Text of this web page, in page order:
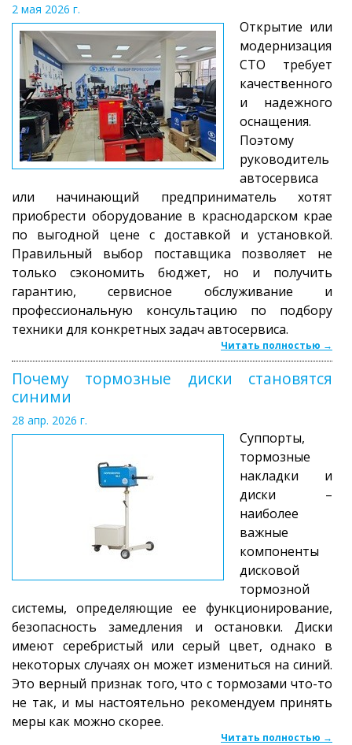
2 мая 2026 г.
Открытие или
модернизация
СТО требует
качественного
и надежного
оснащения.
Поэтому
руководитель
автосервиса
или начинающий предприниматель хотят
приобрести оборудование в краснодарском крае
по выгодной цене с доставкой и установкой.
Правильный выбор поставщика позволяет не
только сэкономить бюджет, но и получить
гарантию, сервисное обслуживание и
профессиональную консультацию по подбору
техники для конкретных задач автосервиса.
Читать полностью →
Почему тормозные диски становятся
синими
28 апр. 2026 г.
Суппорты,
тормозные
накладки и
диски –
наиболее
важные
компоненты
дисковой
тормозной
системы, определяющие ее функционирование,
безопасность замедления и остановки. Диски
имеют серебристый или серый цвет, однако в
некоторых случаях он может измениться на синий.
Это верный признак того, что с тормозами что-то
не так, и мы настоятельно рекомендуем принять
меры как можно скорее.
Читать полностью →